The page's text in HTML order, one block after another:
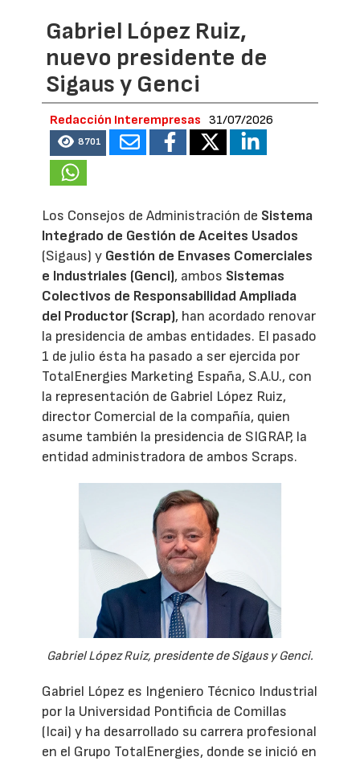
Gabriel López Ruiz,
nuevo presidente de
Sigaus y Genci
Redacción Interempresas 31/07/2026
8701
Los Consejos de Administración de Sistema
Integrado de Gestión de Aceites Usados
(Sigaus) y Gestión de Envases Comerciales
e Industriales (Genci), ambos Sistemas
Colectivos de Responsabilidad Ampliada
del Productor (Scrap), han acordado renovar
la presidencia de ambas entidades. El pasado
1 de julio ésta ha pasado a ser ejercida por
TotalEnergies Marketing España, S.A.U., con
la representación de Gabriel López Ruiz,
director Comercial de la compañía, quien
asume también la presidencia de SIGRAP, la
entidad administradora de ambos Scraps.
Gabriel López Ruiz, presidente de Sigaus y Genci.
Gabriel López es Ingeniero Técnico Industrial
por la Universidad Pontificia de Comillas
(Icai) y ha desarrollado su carrera profesional
en el Grupo TotalEnergies, donde se inició en